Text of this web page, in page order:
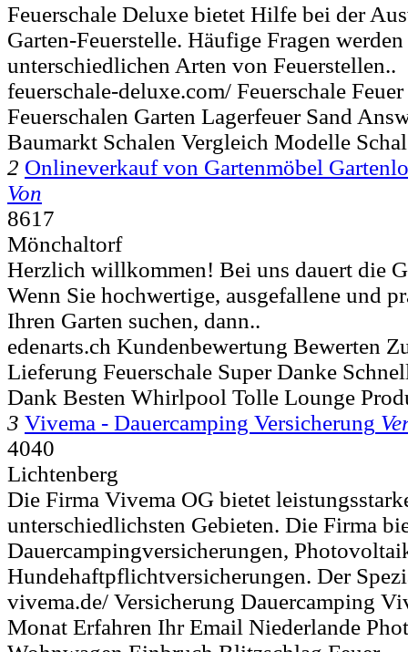
Feuerschale Deluxe bietet Hilfe bei der
Garten-Feuerstelle. Häufige Fragen
unterschiedlichen Arten von Feuerstellen..
feuerschale-deluxe.com/ Feuerschale
Feuerschalen Garten Lagerfeuer Sand
Baumarkt Schalen Vergleich Modelle
2 Onlineverkauf von Gartenmöbel
Von
8617
Mönchaltorf
Herzlich willkommen! Bei uns dauert die
Wenn Sie hochwertige, ausgefallene und
Ihren Garten suchen, dann..
edenarts.ch Kundenbewertung Bewerten
Lieferung Feuerschale Super Danke
Dank Besten Whirlpool Tolle Lounge
3 Vivema - Dauercamping Versicherung
4040
Lichtenberg
Die Firma Vivema OG bietet
unterschiedlichsten Gebieten. Die Firma
Dauercampingversicherungen,
Hundehaftpflichtversicherungen. Der
vivema.de/ Versicherung Dauercamping
Monat Erfahren Ihr Email Niederlande